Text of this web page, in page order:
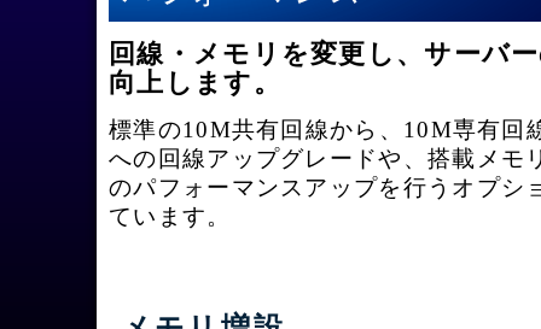
回線・メモリを変更し、サーバ
向上します。
標準の10M共有回線から、10M専有回
への回線アップグレードや、搭載メモ
のパフォーマンスアップを行うオプシ
ています。